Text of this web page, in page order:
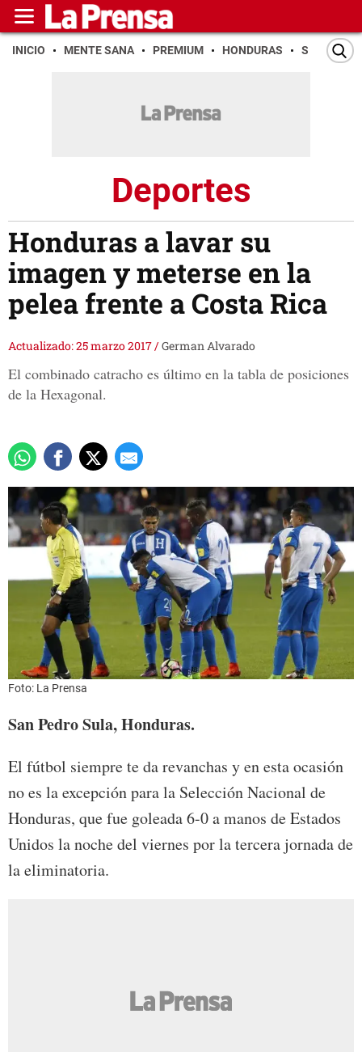
INICIO MENTE SANA PREMIUM HONDURAS SAN PEDRO
Deportes
Honduras a lavar su
imagen y meterse en la
pelea frente a Costa Rica
Actualizado: 25 marzo 2017/German Alvarado
El combinado catracho es último en la tabla de posiciones
de la Hexagonal.
Foto: La Prensa
San Pedro Sula, Honduras.
El fútbol siempre te da revanchas y en esta ocasión
no es la excepción para la Selección Nacional de
Honduras, que fue goleada 6-0 a manos de Estados
Unidos la noche del viernes por la tercera jornada de
la eliminatoria.